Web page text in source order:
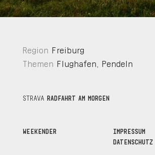
Region Freiburg
Themen Flughafen Pendeln
STRAVA RADFAHRT AM MORGEN
WEEKENDER
IMPRESSUM
DATENSCHUTZ